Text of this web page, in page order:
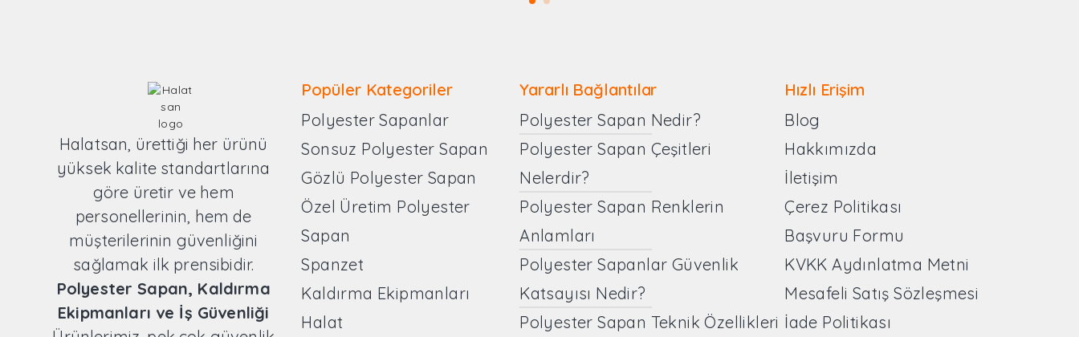
Halatsan, ürettiği her ürünü
yüksek kalite standartlarına
göre üretir ve hem
personellerinin, hem de
müşterilerinin güvenliğini
sağlamak ilk prensibidir.
Polyester Sapan, Kaldırma
Ekipmanları ve İş Güvenliği
Popüler Kategoriler
Polyester Sapanlar
Sonsuz Polyester Sapan
Gözlü Polyester Sapan
Özel Üretim Polyester
Sapan
Spanzet
Kaldırma Ekipmanları
Halat
Yararlı Bağlantılar
Polyester Sapan Nedir?
Polyester Sapan Çeşitleri
Nelerdir?
Polyester Sapan Renklerin
Anlamları
Polyester Sapanlar Güvenlik
Katsayısı Nedir?
Polyester Sapan Teknik Özellikleri
Hızlı Erişim
Blog
Hakkımızda
İletişim
Çerez Politikası
Başvuru Formu
KVKK Aydınlatma Metni
Mesafeli Satış Sözleşmesi
İade Politikası